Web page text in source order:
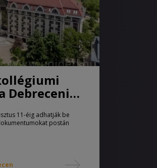
Debreceni
11-éig adhatják be
postán